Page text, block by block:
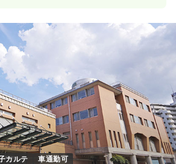
カルテ 車通勤可